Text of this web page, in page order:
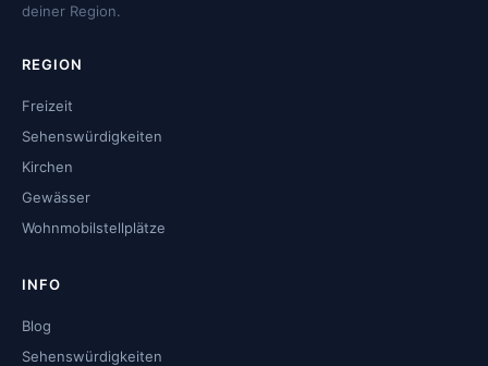
deiner Region.
REGION
Freizeit
Sehenswürdigkeiten
Kirchen
Gewässer
Wohnmobilstellplätze
INFO
Blog
Sehenswürdigkeiten